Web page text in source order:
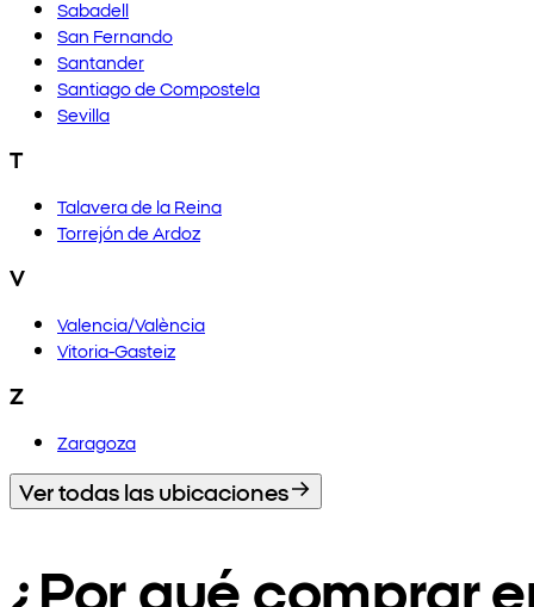
Sabadell
San Fernando
Santander
Santiago de Compostela
Sevilla
T
Talavera de la Reina
Torrejón de Ardoz
V
Valencia/València
Vitoria-Gasteiz
Z
Zaragoza
Ver todas las ubicaciones
¿Por qué comprar